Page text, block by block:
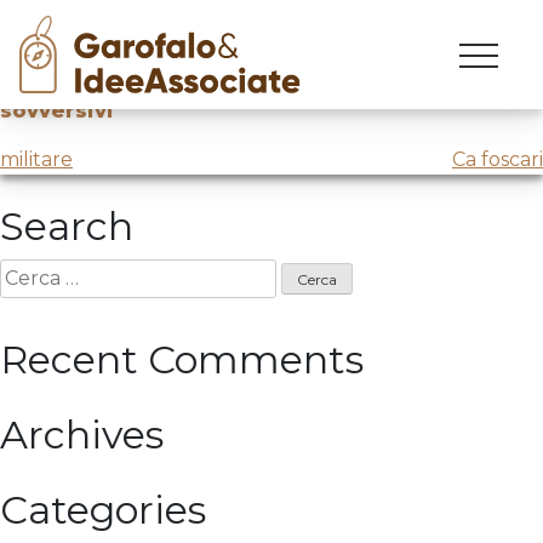
Skip
content
kotza
Testimonianza su innovazione@Imprenditori
sovversivi
Navigazione
articoli
militare Ca foscari
Search
Ricerca
per:
Recent Comments
Archives
Categories